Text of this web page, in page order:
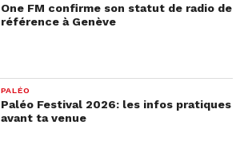
One FM confirme son statut de radio de
référence à Genève
PALÉO
Paléo Festival 2026: les infos pratiques
avant ta venue